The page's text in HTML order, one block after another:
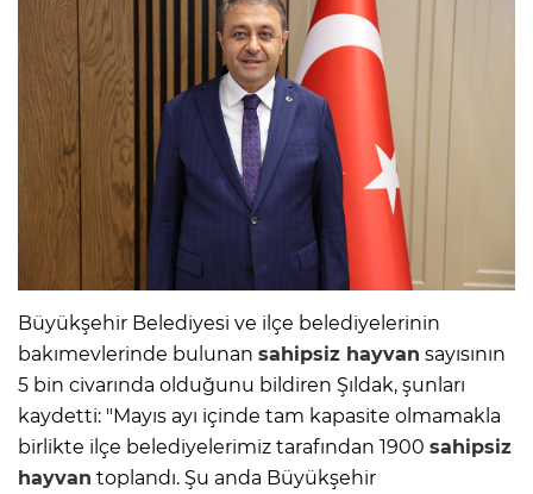
Büyükşehir Belediyesi ve ilçe belediyelerinin
bakımevlerinde bulunan sahipsiz hayvan sayısının
5 bin civarında olduğunu bildiren Şıldak, şunları
kaydetti: "Mayıs ayı içinde tam kapasite olmamakla
birlikte ilçe belediyelerimiz tarafından 1900 sahipsiz
hayvan toplandı. Şu anda Büyükşehir